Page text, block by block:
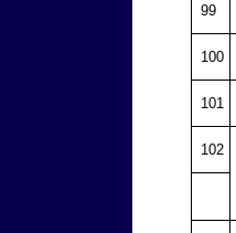
99
100
101
102